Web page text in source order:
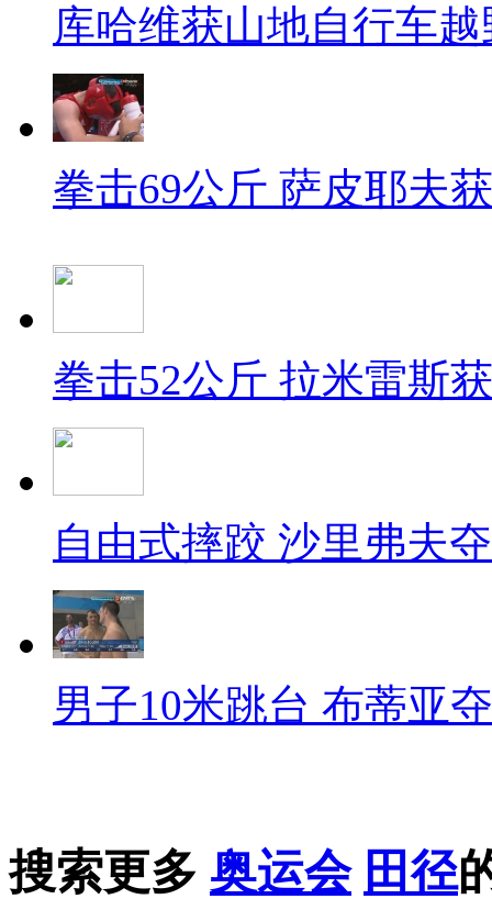
库哈维获山地自行车
拳击69公斤 萨皮耶夫
拳击52公斤 拉米雷斯
自由式摔跤 沙里弗夫
男子10米跳台 布蒂亚
搜索更多 奥运会 田径